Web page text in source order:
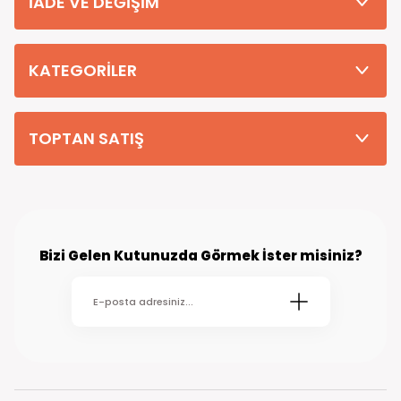
teslim edilmektedir. (kırsal köy kasaba gibi yerlere bu süre 7 güne
KATEGORİLER
TOPTAN SATIŞ
Bizi Gelen Kutunuzda Görmek İster misiniz?